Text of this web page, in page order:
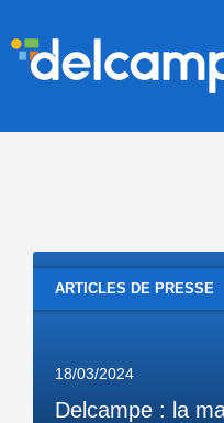
ARTICLES DE PRESSE
18/03/2024
Delcampe : la